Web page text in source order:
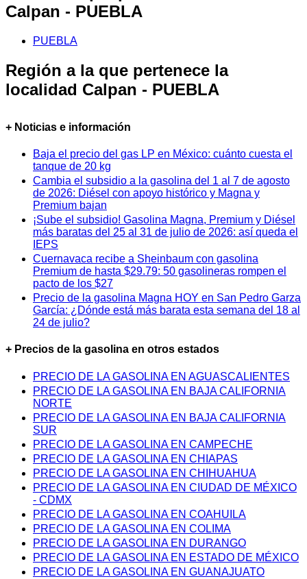
Calpan - PUEBLA
PUEBLA
Región a la que pertenece la
localidad Calpan - PUEBLA
+ Noticias e información
Baja el precio del gas LP en México: cuánto cuesta el
tanque de 20 kg
Cambia el subsidio a la gasolina del 1 al 7 de agosto
de 2026: Diésel con apoyo histórico y Magna y
Premium bajan
¡Sube el subsidio! Gasolina Magna, Premium y Diésel
más baratas del 25 al 31 de julio de 2026: así queda el
IEPS
Cuernavaca recibe a Sheinbaum con gasolina
Premium de hasta $29.79: 50 gasolineras rompen el
pacto de los $27
Precio de la gasolina Magna HOY en San Pedro Garza
García: ¿Dónde está más barata esta semana del 18 al
24 de julio?
+ Precios de la gasolina en otros estados
PRECIO DE LA GASOLINA EN AGUASCALIENTES
PRECIO DE LA GASOLINA EN BAJA CALIFORNIA
NORTE
PRECIO DE LA GASOLINA EN BAJA CALIFORNIA
SUR
PRECIO DE LA GASOLINA EN CAMPECHE
PRECIO DE LA GASOLINA EN CHIAPAS
PRECIO DE LA GASOLINA EN CHIHUAHUA
PRECIO DE LA GASOLINA EN CIUDAD DE MÉXICO
- CDMX
PRECIO DE LA GASOLINA EN COAHUILA
PRECIO DE LA GASOLINA EN COLIMA
PRECIO DE LA GASOLINA EN DURANGO
PRECIO DE LA GASOLINA EN ESTADO DE MÉXICO
PRECIO DE LA GASOLINA EN GUANAJUATO